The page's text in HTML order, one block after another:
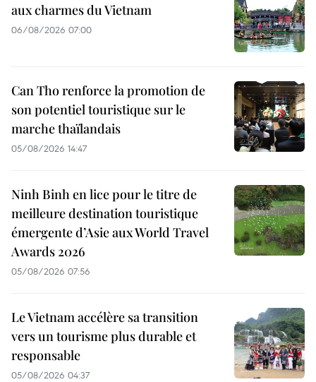
aux charmes du Vietnam
06/08/2026 07:00
Can Tho renforce la promotion de
son potentiel touristique sur le
marche thaïlandais
05/08/2026 14:47
Ninh Binh en lice pour le titre de
meilleure destination touristique
émergente d’Asie aux World Travel
Awards 2026
05/08/2026 07:56
Le Vietnam accélère sa transition
vers un tourisme plus durable et
responsable
05/08/2026 04:37